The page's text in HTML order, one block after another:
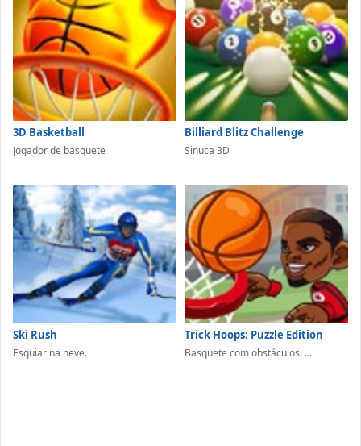
3D Basketball
Jogador de basquete
Billiard Blitz Challenge
Sinuca 3D
Ski Rush
Esquiar na neve.
Trick Hoops: Puzzle Edition
Basquete com obstáculos. ...